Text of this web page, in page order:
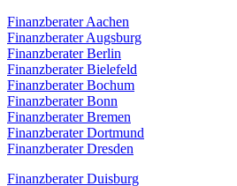
Finanzberater Aachen
Finanzberater Augsburg
Finanzberater Berlin
Finanzberater Bielefeld
Finanzberater Bochum
Finanzberater Bonn
Finanzberater Bremen
Finanzberater Dortmund
Finanzberater Dresden
Finanzberater Duisburg